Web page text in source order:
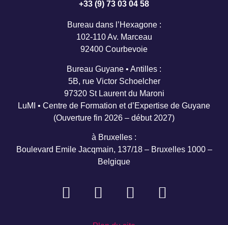
+33 (9) 73 03 04 58
Bureau dans l’Hexagone :
102-110 Av. Marceau
92400 Courbevoie
Bureau Guyane • Antilles :
5B, rue Victor Schoelcher
97320 St Laurent du Maroni
LuMI • Centre de Formation et d’Expertise de Guyane
(Ouverture fin 2026 – début 2027)
à Bruxelles :
Boulevard Emile Jacqmain, 137/18 – Bruxelles 1000 –
Belgique